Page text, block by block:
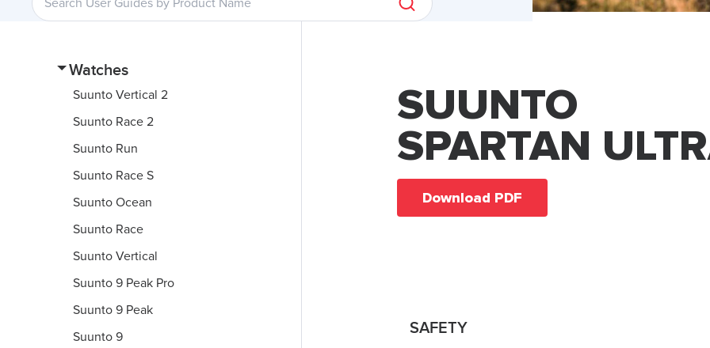
Watches
Suunto Vertical 2
Suunto Race 2
Suunto Run
Suunto Race S
Suunto Ocean
Suunto Race
Suunto Vertical
Suunto 9 Peak Pro
Suunto 9 Peak
Suunto 9
SUUNTO
SPARTAN
Download PDF
SAFETY